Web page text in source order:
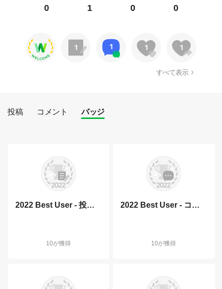
0 1 0 0
すべて表示
投稿 コメント バッジ
2022 Best User - 投稿部門
10が獲得
2022 Best User - コメント部門
10が獲得